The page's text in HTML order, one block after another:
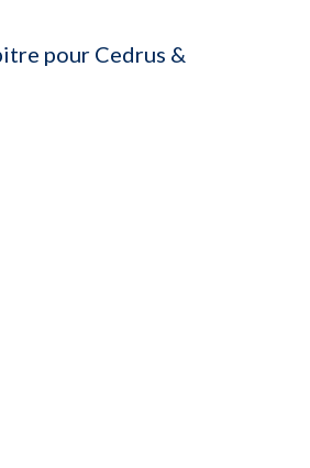
pour Cedrus &